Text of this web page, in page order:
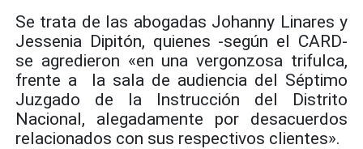
Se trata de las abogadas Johanny Linares y
Jessenia Dipitón, quienes -según el CARD-
se agredieron «en una vergonzosa trifulca,
frente a la sala de audiencia del Séptimo
Juzgado de la Instrucción del Distrito
Nacional, alegadamente por desacuerdos
relacionados con sus respectivos clientes».